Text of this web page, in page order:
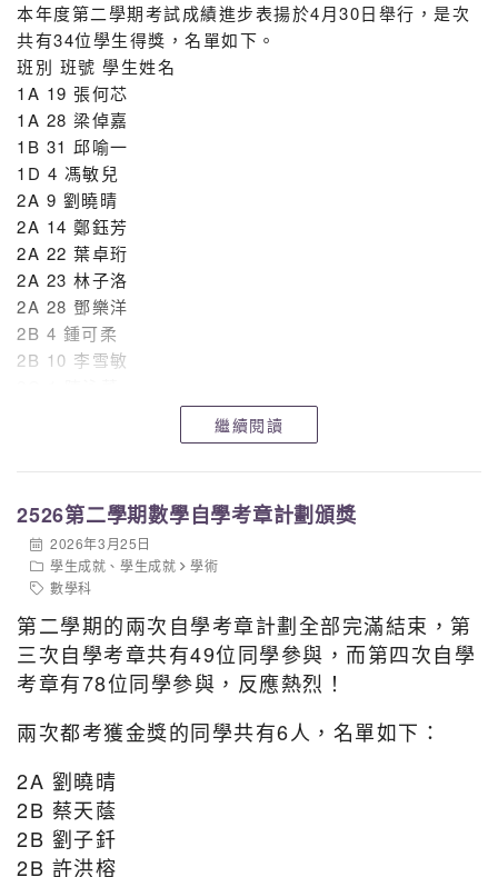
4A 呂益昕 三等獎
4A 蔡卓瑜 三等獎
4A 吳凱怡 三等獎
4A 張雨馨 三等獎
4A 張顯揚 三等獎
4A 徐源希 三等獎
4A 黃耀 三等獎
4A 劉埻 三等獎
4A 李倖霆 三等獎
4A 盧柏熹 三等獎
4A 蘇柏晞 三等獎
4A 王昱舜 三等獎
4A 叶健霖 三等獎
4A 楊丰源 三等獎
4D 黎梓鋒 三等獎
粵港澳大灣區數學競賽—大灣盃 選拔賽(香港賽區)2025
2B 譚安晴 優異獎
2B 劉子釺 參與獎
一分耕耘，一份收穫。鼓勵得獎同學繼續努力精進，都有
望其他同學積極參與，勇於嘗試！
本年度第二學期考試成績進步表揚於4月30日舉行，是次
共有34位學生得獎，名單如下。
班別 班號 學生姓名
1A 19 張何芯
1A 28 梁倬嘉
1B 31 邱喻一
1D 4 馮敏兒
2A 9 劉曉晴
2A 14 鄭鈺芳
2A 22 葉卓珩
2A 23 林子洛
2A 28 鄧樂洋
2B 4 鍾可柔
2B 10 李雪敏
2D 27 黃耀正
3A 23 黎諾言
3B 32 譚孝彥
3C 2 張雅淇
3C 3 周天恩
3D 7 林子熙
3D 9 孫佑銘
3D 30 譚語軒
4D 13 黃梓渟
5A 23 陳智杰
5A 27 劉㦤康
5B 6 黃綽姿
5B 8 黃棨柔
繼續閱讀
2526第二學期數學自學考章計劃頒獎
2026年3月25日
學生成就 、學生成就
學術
數學科
第二學期的兩次自學考章計劃全部完滿結束，第
三次自學考章共有49位同學參與，而第四次自學
考章有78位同學參與，反應熱烈！
兩次都考獲金獎的同學共有6人，名單如下：
2A 劉曉晴
2B 蔡天蔭
2B 劉子釺
2B 許洪榕